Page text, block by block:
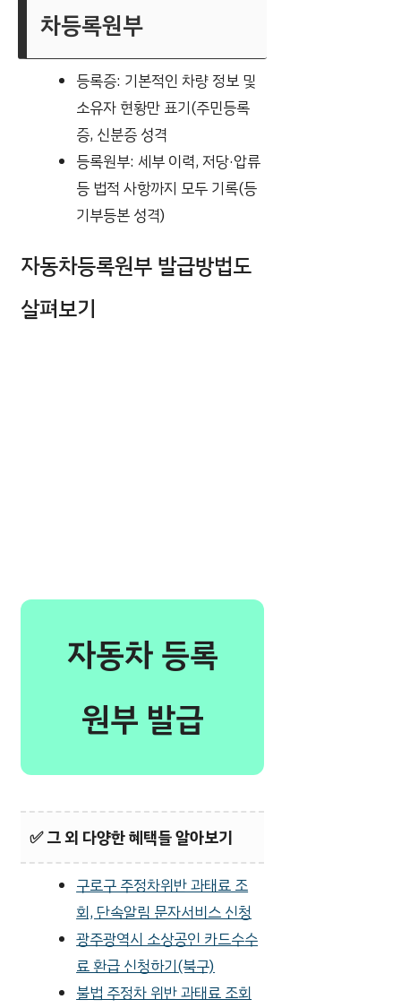
차등록원부
등록증: 기본적인 차량 정보 및
소유자 현황만 표기(주민등록
증, 신분증 성격
등록원부: 세부 이력, 저당·압류
등 법적 사항까지 모두 기록(등
기부등본 성격)
자동차등록원부 발급방법도
살펴보기
자동차 등록
원부 발급
✅그 외 다양한 혜택들 알아보기
구로구 주정차위반 과태료 조
회, 단속알림 문자서비스 신청
광주광역시 소상공인 카드수수
료 환급 신청하기(북구)
불법 주정차 위반 과태료 조회